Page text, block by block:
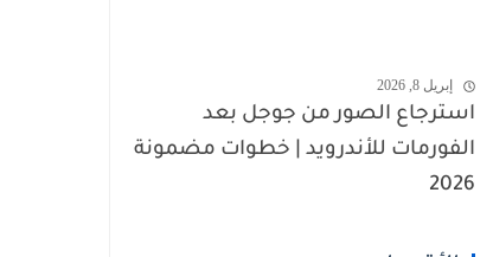
إبريل 8, 2026
استرجاع الصور من جوجل بعد
الفورمات للأندرويد | خطوات مضمونة
2026